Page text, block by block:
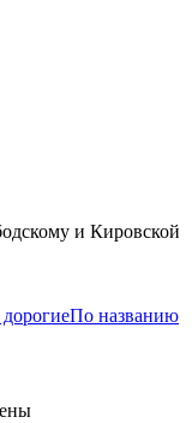
и Кировской
По названию